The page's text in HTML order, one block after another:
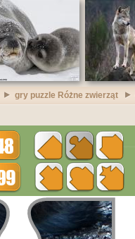
gry puzzle Różne zwierząt